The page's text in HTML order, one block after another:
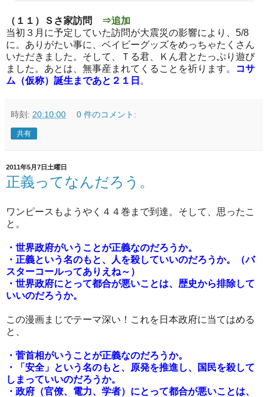
（１１）Ｓさ家訪問
⇒追加
当初３月に予定していた訪問が大震災の影響により、5/8
に。ありがたい事に、ベイビーグッズをめっちゃたくさん
いただきました。そして、Ｔる君、Ｋん君とたっぷり遊び
ました。あとは、無事産まれてくることを祈ります。
コサ
ム（仮称）誕生まであと２１日 。
時刻: 20:10:00 0 件のコメント:
共有
2011年5月7日土曜日
正義ってなんだろう。
ワンピースもようやく４４巻まで到達。そして、思ったこ
と。
・世界政府がいうことが正義なのだろうか。
・正義という名のもと、人を殺していいのだろうか。（バ
スターコールってありえね～）
・世界政府にとって都合が悪いことは、歴史から排除して
いいのだろうか。
この漫画まじでテーマ深い！これを日本政府に当てはめる
と、
・菅首相がいうことが正義なのだろうか。
・「安全」という名のもと、原発を推進し、国民を殺して
しまっていいのだろうか。
・政府（官僚、電力、学者）にとって都合が悪いことは、